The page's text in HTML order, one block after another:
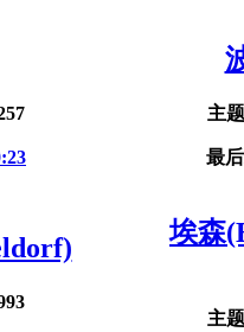
主
最
埃森
主